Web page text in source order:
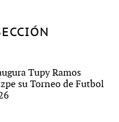
Tupy Ramos
su Torneo de Futbol